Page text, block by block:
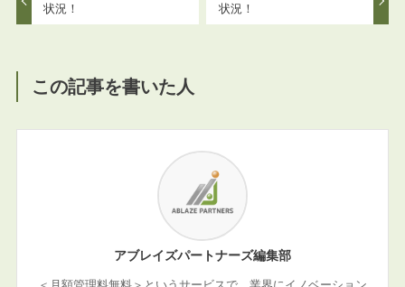
状況！
状況！
この記事を書いた人
アブレイズパートナーズ編集部